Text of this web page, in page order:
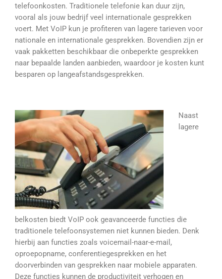
telefoonkosten. Traditionele telefonie kan duur zijn,
vooral als jouw bedrijf veel internationale gesprekken
voert. Met VoIP kun je profiteren van lagere tarieven voor
nationale en internationale gesprekken. Bovendien zijn er
vaak pakketten beschikbaar die onbeperkte gesprekken
naar bepaalde landen aanbieden, waardoor je kosten kunt
besparen op langeafstandsgesprekken.
Naast
lagere
belkosten biedt VoIP ook geavanceerde functies die
traditionele telefoonsystemen niet kunnen bieden. Denk
hierbij aan functies zoals voicemail-naar-e-mail,
oproepopname, conferentiegesprekken en het
doorverbinden van gesprekken naar mobiele apparaten.
Deze functies kunnen de productiviteit verhogen en